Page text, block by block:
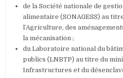
de la Société nationale de
alimentaire (SONAGESS) au
l’Agriculture, des
la mécanisation ;
du Laboratoire national du
publics (LNBTP) au titre du
Infrastructures et du